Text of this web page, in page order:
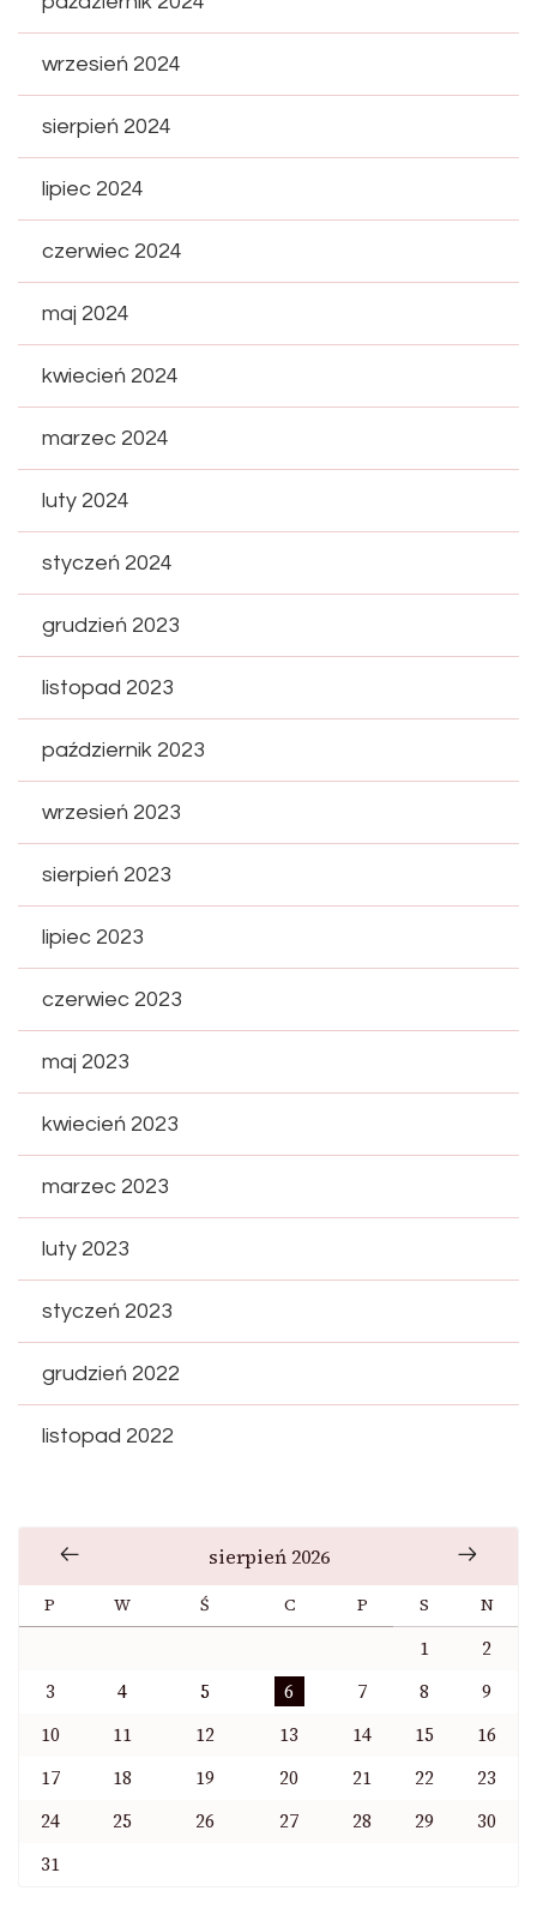
wrzesień 2024
sierpień 2024
lipiec 2024
czerwiec 2024
maj 2024
kwiecień 2024
marzec 2024
luty 2024
styczeń 2024
grudzień 2023
listopad 2023
październik 2023
wrzesień 2023
sierpień 2023
lipiec 2023
czerwiec 2023
maj 2023
kwiecień 2023
marzec 2023
luty 2023
styczeń 2023
grudzień 2022
listopad 2022
sierpień 2026
P W Ś C P S N
1
2
3
4 5 6 7 8
9
10
11 12 13 14 15
16
17
18 19 20 21 22
23
24
25 26 27 28 29
30
31